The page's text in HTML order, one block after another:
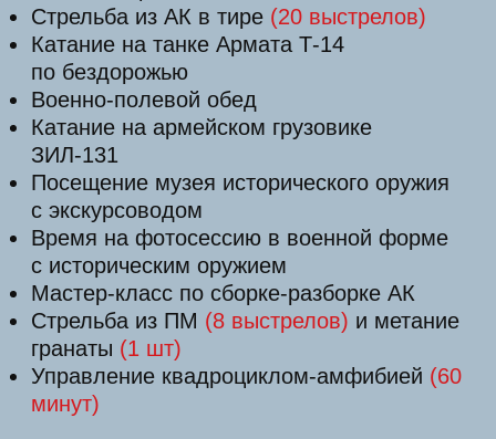
VIP-тур на двоих 4,5 ЧАСОВ
Регистрация, общее построение
и инструктаж по технике безопасности
Переодевание в камуфляжную форму
со шлемофоном
«Командирские 100 грамм», для
поднятия боевого духа
Стрельба из АК в тире(20 выстрелов)
Катание на танке Армата Т-14
по бездорожью
Военно-полевой обед
Катание на армейском грузовике
ЗИЛ-131
Посещение музея исторического оружия
с экскурсоводом
Время на фотосессию в военной форме
с историческим оружием
Мастер-класс по сборке-разборке АК
Стрельба из пистолета Макарова